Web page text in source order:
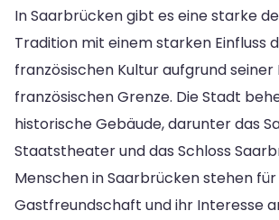
In Saarbrücken gibt es eine starke
Tradition mit einem starken Einfluss
französischen Kultur aufgrund seiner
französischen Grenze. Die Stadt
historische Gebäude, darunter das
Staatstheater und das Schloss
Menschen in Saarbrücken stehen
Gastfreundschaft und ihr Interesse